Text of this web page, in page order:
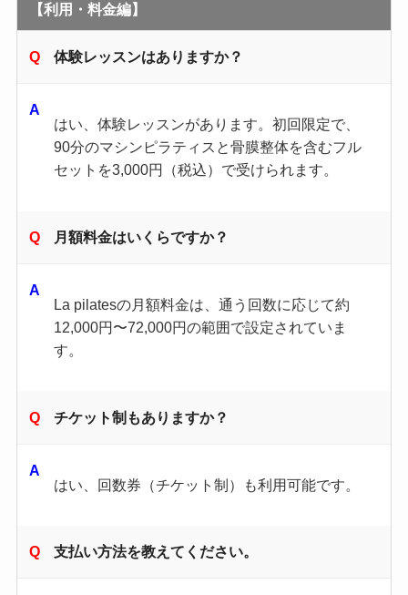
【利用・料金編】
体験レッスンはありますか？
はい、体験レッスンがあります。初回限定で、
90分のマシンピラティスと骨膜整体を含むフル
セットを3,000円（税込）で受けられます。
月額料金はいくらですか？
La pilatesの月額料金は、通う回数に応じて約
12,000円〜72,000円の範囲で設定されていま
す。
チケット制もありますか？
はい、回数券（チケット制）も利用可能です。
支払い方法を教えてください。